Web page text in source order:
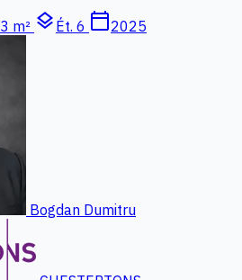
m² layers Ét. 6 calendar_today2025
Bogdan Dumitru